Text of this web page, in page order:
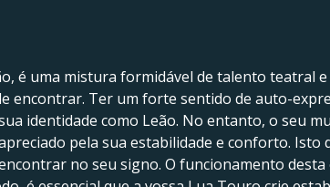
é uma mistura formidável de talento teatral
encontrar. Ter um forte sentido de auto-
identidade como Leão. No entanto, o seu
pela sua estabilidade e conforto. Isto
no seu signo. O funcionamento